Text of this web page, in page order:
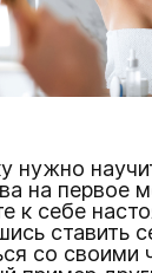
нужно
на первое
к себе
ставить
со своими